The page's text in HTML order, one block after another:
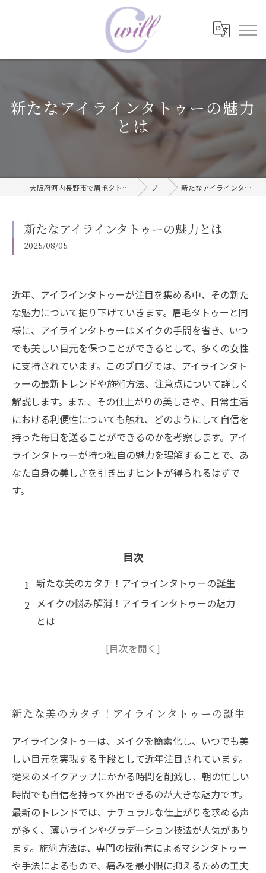
新たなアイラインタトゥーの魅力
とは
大阪府河内長野市で眉毛タトゥーならwill care サロン ブログ 新たなアイラインタトゥーの魅力とは
新たなアイラインタトゥーの魅力とは
2025/08/05
近年、アイラインタトゥーが注目を集める中、その新た
な魅力について掘り下げていきます。眉毛タトゥーと同
様に、アイラインタトゥーはメイクの手間を省き、いつ
でも美しい目元を保つことができるとして、多くの女性
に支持されています。このブログでは、アイラインタト
ゥーの最新トレンドや施術方法、注意点について詳しく
解説します。また、その仕上がりの美しさや、日常生活
における利便性についても触れ、どのようにして自信を
持った毎日を送ることができるのかを考察します。アイ
ラインタトゥーが持つ独自の魅力を理解することで、あ
なた自身の美しさを引き出すヒントが得られるはずで
す。
目次
新たな美のカタチ！アイラインタトゥーの誕生
メイクの悩み解消！アイラインタトゥーの魅力
とは
施術の流れ：どのようにアイラインタトゥーが
日常生活での便利さ：アイラインタトゥーがも
たらす自信
アイラインタトゥーを選ぶ理由：最新トレンド
と注意点
あなたの美しさを引き出す：アイラインタトゥ
ーを通して得られるヒント
新たな美のカタチ！アイラインタトゥーの誕生
アイラインタトゥーは、メイクを簡素化し、いつでも美
しい目元を実現する手段として近年注目されています。
従来のメイクアップにかかる時間を削減し、朝の忙しい
時間でも自信を持って外出できるのが大きな魅力です。
最新のトレンドでは、ナチュラルな仕上がりを求める声
が多く、薄いラインやグラデーション技法が人気があり
ます。施術方法は、専門の技術者によるマシンタトゥー
や手法によるもので、痛みを最小限に抑えるための工夫